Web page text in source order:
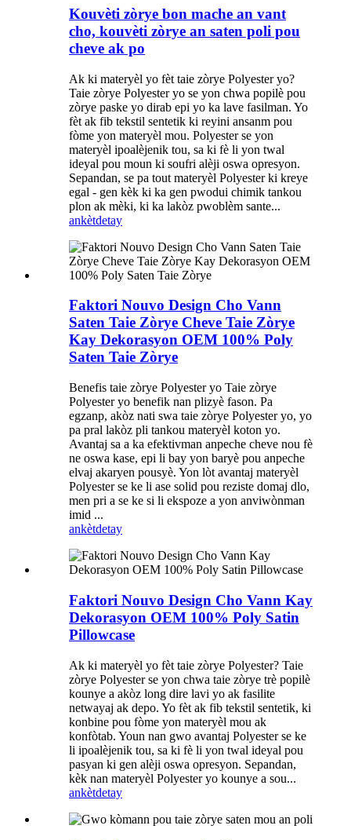
Kouvèti zòrye bon mache an vant
cho, kouvèti zòrye an saten poli pou
cheve ak po
Ak ki materyèl yo fèt taie zòrye Polyester yo?
Taie zòrye Polyester yo se yon chwa popilè pou
zòrye paske yo dirab epi yo ka lave fasilman. Yo
fèt ak fib tekstil sentetik ki reyini ansanm pou
fòme yon materyèl mou. Polyester se yon
materyèl ipoalèjenik tou, sa ki fè li yon twal
ideyal pou moun ki soufri alèji oswa opresyon.
Sepandan, se pa tout materyèl Polyester ki kreye
egal - gen kèk ki ka gen pwodui chimik tankou
plon ak mèki, ki ka lakòz pwoblèm sante...
ankètdetay
Faktori Nouvo Design Cho Vann
Saten Taie Zòrye Cheve Taie Zòrye
Kay Dekorasyon OEM 100% Poly
Saten Taie Zòrye
Benefis taie zòrye Polyester yo Taie zòrye
Polyester yo benefik nan plizyè fason. Pa
egzanp, akòz nati swa taie zòrye Polyester yo, yo
pa pral lakòz pli tankou materyèl koton yo.
Avantaj sa a ka efektivman anpeche cheve nou fè
ne oswa kase, epi li bay yon baryè pou anpeche
elvaj akaryen pousyè. Yon lòt avantaj materyèl
Polyester se ke li ase solid pou reziste domaj dlo,
men pri a se ke si li ekspoze a yon anviwònman
imid ...
ankètdetay
Faktori Nouvo Design Cho Vann Kay
Dekorasyon OEM 100% Poly Satin
Pillowcase
Ak ki materyèl yo fèt taie zòrye Polyester? Taie
zòrye Polyester se yon chwa taie zòrye trè popilè
kounye a akòz long dire lavi yo ak fasilite
netwayaj ak depo. Yo fèt ak fib tekstil sentetik, ki
konbine pou fòme yon materyèl mou ak
konfòtab. Youn nan gwo avantaj Polyester se ke
li ipoalèjenik tou, sa ki fè li yon twal ideyal pou
pasyan ki gen alèji oswa opresyon. Sepandan,
kèk nan materyèl Polyester yo kounye a sou...
ankètdetay